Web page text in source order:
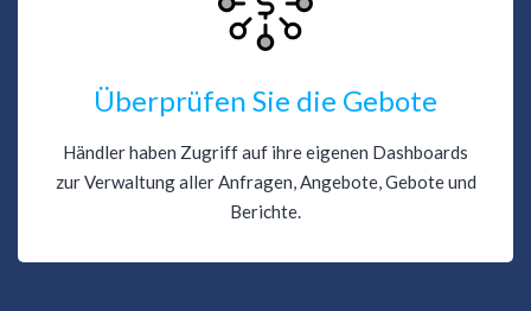
Überprüfen Sie die Gebote
Händler haben Zugriff auf ihre eigenen Dashboards
zur Verwaltung aller Anfragen, Angebote, Gebote und
Berichte.